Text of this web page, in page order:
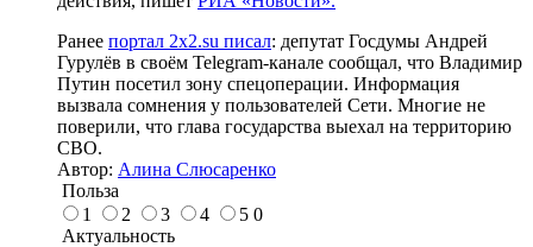
Ранее портал 2x2.su писал: депутат Госдумы Андрей
Гурулёв в своём Telegram-канале сообщал, что Владимир
Путин посетил зону спецоперации. Информация
вызвала сомнения у пользователей Сети. Многие не
поверили, что глава государства выехал на территорию
СВО.
Автор: Алина Слюсаренко
Польза
1
2 3 4 5 0
Актуальность